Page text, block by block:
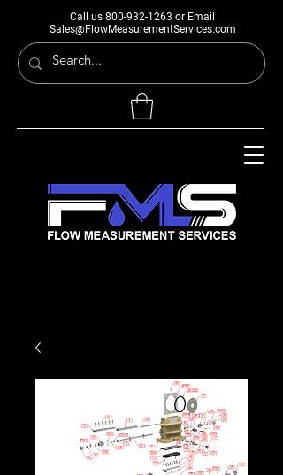
Call us 800-932-1263 or Email
Sales@FlowMeasurementServices.com